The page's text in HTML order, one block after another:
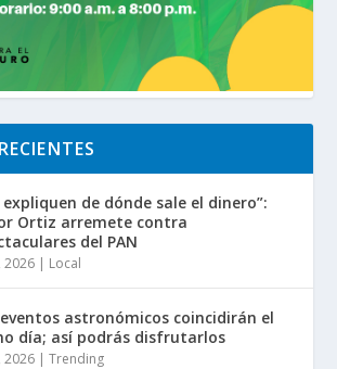
expliquen de dónde sale el dinero”:
Ortiz arremete contra
del PAN
2026 | Local
astronómicos coincidirán el
día; así podrás disfrutarlos
2026 |Trending